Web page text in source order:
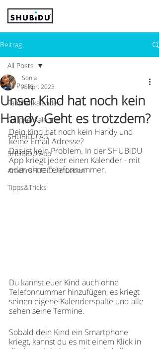
Beitrag
All Posts
Familienkalender
Gruppenkalender
SHUBiDU AG
SHUBiDU App
#mehrSHUBiDUimLeben
Tipps&Tricks
All Posts
Unser Kind hat noch kein
Handy. Geht es trotzdem?
Sonia
4. Apr. 2023
Dein Kind hat noch kein Handy und
keine Email Adresse?
Das ist kein Problem. In der SHUBiDU
App kriegt jeder einen Kalender - mit
oder ohne Telefonnummer.
Du kannst euer Kind auch ohne
Telefonnummer hinzufügen, es kriegt
seinen eigene Kalenderspalte und alle
sehen seine Termine.
Sobald dein Kind ein Smartphone
kriegt, kannst du es mit einem Klick in